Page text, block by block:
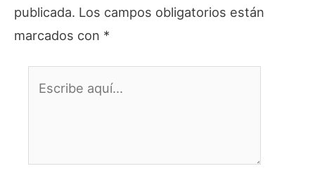
publicada. Los campos obligatorios están
marcados con *